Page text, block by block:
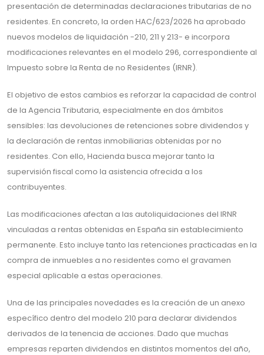
presentación de determinadas declaraciones tributarias de no
residentes. En concreto, la orden HAC/623/2026 ha aprobado
nuevos modelos de liquidación -210, 211 y 213- e incorpora
modificaciones relevantes en el modelo 296, correspondiente al
Impuesto sobre la Renta de no Residentes (IRNR).
El objetivo de estos cambios es reforzar la capacidad de control
de la Agencia Tributaria, especialmente en dos ámbitos
sensibles: las devoluciones de retenciones sobre dividendos y
la declaración de rentas inmobiliarias obtenidas por no
residentes. Con ello, Hacienda busca mejorar tanto la
supervisión fiscal como la asistencia ofrecida a los
contribuyentes.
Las modificaciones afectan a las autoliquidaciones del IRNR
vinculadas a rentas obtenidas en España sin establecimiento
permanente. Esto incluye tanto las retenciones practicadas en la
compra de inmuebles a no residentes como el gravamen
especial aplicable a estas operaciones.
Una de las principales novedades es la creación de un anexo
específico dentro del modelo 210 para declarar dividendos
derivados de la tenencia de acciones. Dado que muchas
empresas reparten dividendos en distintos momentos del año,